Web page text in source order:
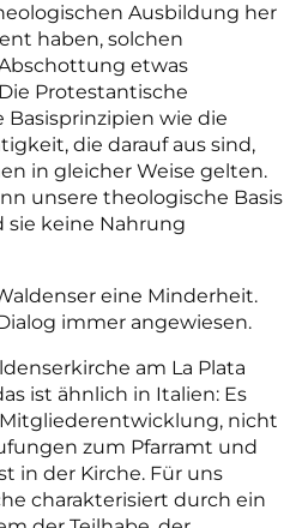
Ausbildung her
haben, solchen
etwas
Protestantische
wie die
die darauf aus sind,
in gleicher Weise gelten.
unsere theologische Basis
keine Nahrung
eine Minderheit.
immer angewiesen.
am La Plata
ist ähnlich in Italien: Es
nicht
zum Pfarramt und
in der Kirche. Für uns
charakterisiert durch ein